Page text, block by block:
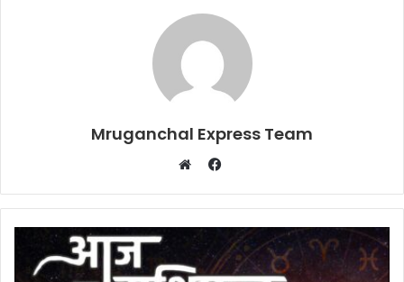
Mruganchal Express Team
Facebook